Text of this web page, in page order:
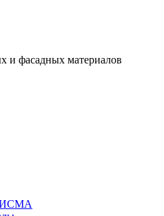
и фасадных материалов